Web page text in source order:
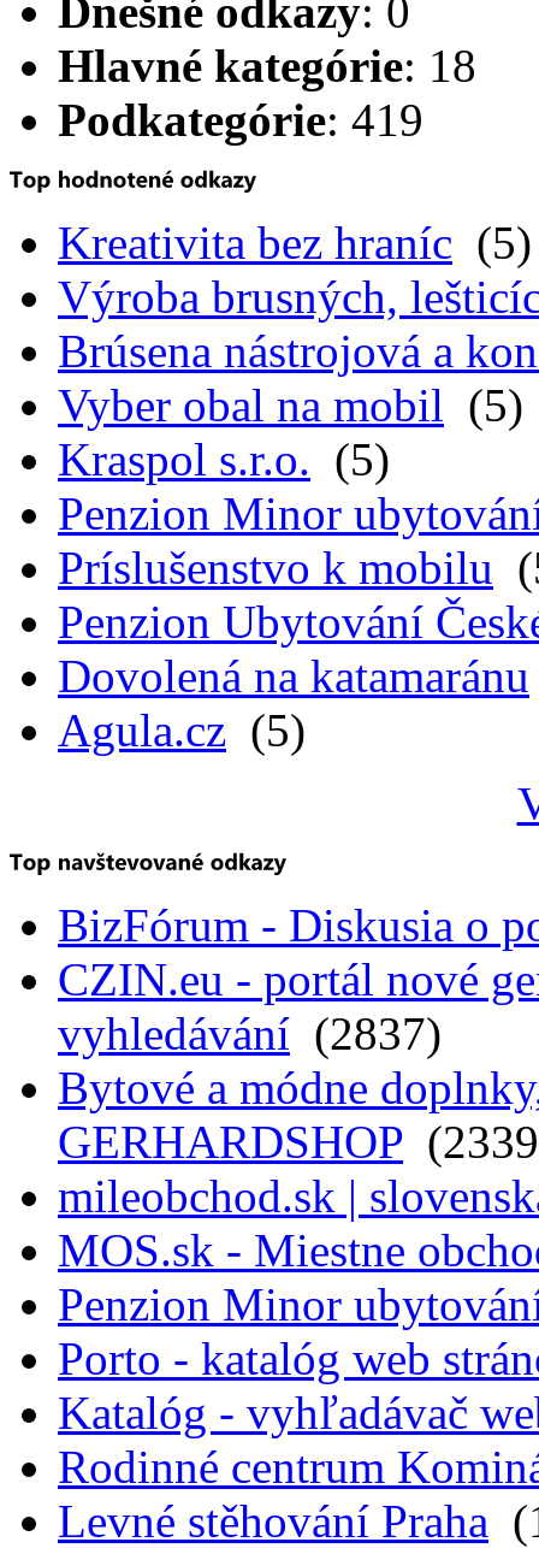
Dnešné odkazy: 0
Hlavné kategórie: 18
Podkategórie: 419
Kreativita bez hraníc (5)
Výroba brusných,
Brúsena nástrojová a
Vyber obal na mobil (5)
Kraspol s.r.o. (5)
Penzion Minor
Príslušenstvo k mobilu
Penzion Ubytování
Dovolená na katamaránu
Agula.cz (5)
BizFórum - Diskusia o
CZIN.eu - portál nové
vyhledávání (2837)
Bytové a módne
GERHARDSHOP
mileobchod.sk |
MOS.sk - Miestne
Penzion Minor
Porto - katalóg web
Katalóg - vyhľadávač
Rodinné centrum
Levné stěhování Praha